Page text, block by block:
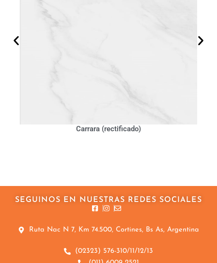
Carrara (rectificado)
SEGUINOS EN NUESTRAS REDES SOCIALES
Ruta Nac N 7, Km 74.500, Cortines, Bs As, Argentina
(02323) 576-310/11/12/13